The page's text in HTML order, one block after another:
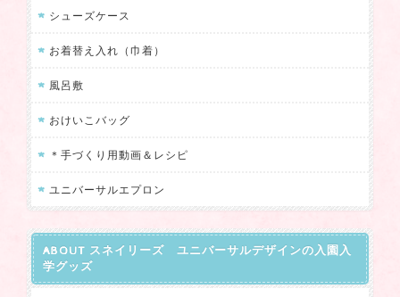
シューズケース
お着替え入れ（巾着）
風呂敷
おけいこバッグ
＊手づくり用動画＆レシピ
ユニバーサルエプロン
ABOUT スネイリーズ ユニバーサルデザインの入園入
学グッズ